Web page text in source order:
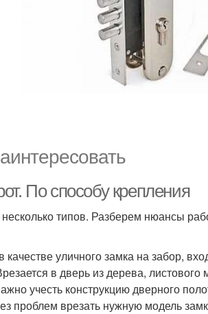
По способу крепления
типов. Разберем нюансы
уличного замка на забор,
в дверь из дерева,
учесть конструкцию дверного
проблем врезать нужную модель